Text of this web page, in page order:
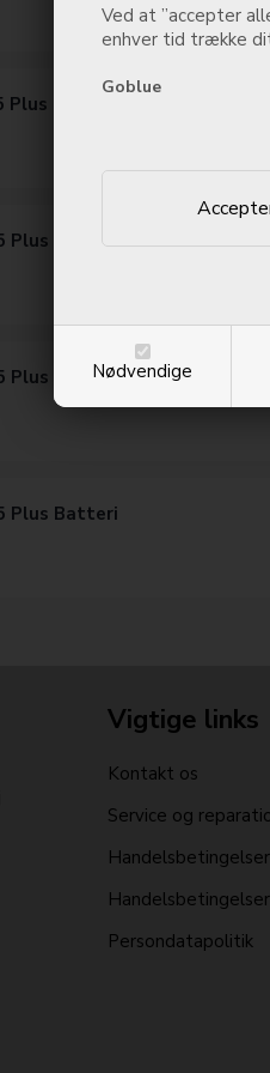
Ved at ”accepter
enhver tid trække
Goblue
Nødvendige
Kamera
Plus Power/Volume
Plus Mikrofon
Plus Batteri
Vigtige links
Kontakt os
Service og
Handelsbetingelser
Persondatapolitik